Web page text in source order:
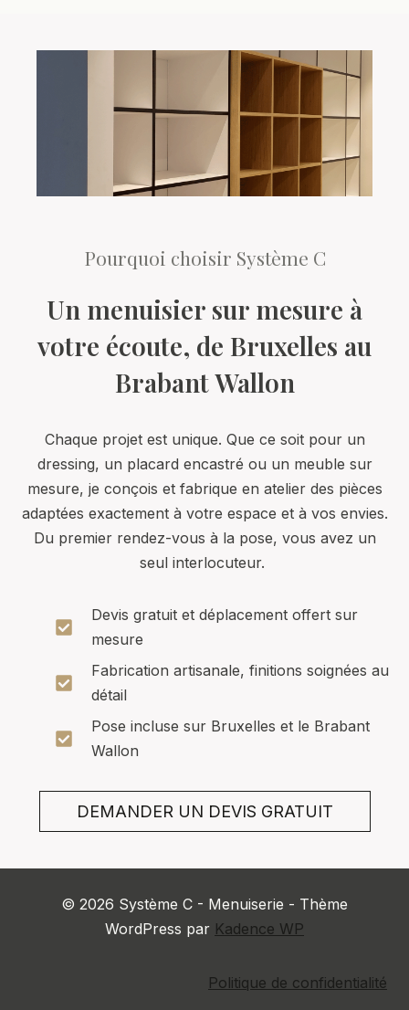
Pourquoi choisir Système C
Un menuisier sur mesure à
votre écoute, de Bruxelles au
Brabant Wallon
Chaque projet est unique. Que ce soit pour un
dressing, un placard encastré ou un meuble sur
mesure, je conçois et fabrique en atelier des pièces
adaptées exactement à votre espace et à vos envies.
Du premier rendez-vous à la pose, vous avez un
seul interlocuteur.
Devis gratuit et déplacement offert sur
mesure
Fabrication artisanale, finitions soignées au
détail
Pose incluse sur Bruxelles et le Brabant
Wallon
DEMANDER UN DEVIS GRATUIT
© 2026 Système C - Menuiserie - Thème
WordPress par Kadence WP
Politique de confidentialité